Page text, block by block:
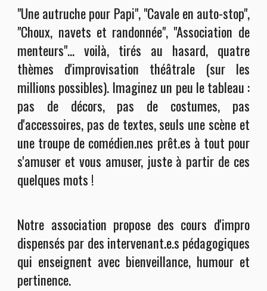
"Une autruche pour Papi", "Cavale en auto-stop",
"Choux, navets et randonnée", "Association de
menteurs"... voilà, tirés au hasard, quatre
thèmes d'improvisation théâtrale (sur les
millions possibles). Imaginez un peu le tableau :
pas de décors, pas de costumes, pas
d'accessoires, pas de textes, seuls une scène et
une troupe de comédien.nes prêt.es à tout pour
s'amuser et vous amuser, juste à partir de ces
quelques mots !
Notre association propose des cours d'impro
dispensés par des intervenant.e.s pédagogiques
qui enseignent avec bienveillance, humour et
pertinence.